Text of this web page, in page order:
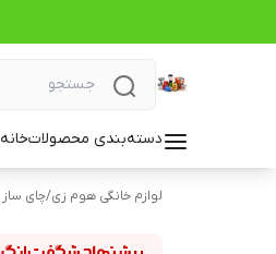
دسته‌بندی محصولاتخانه
لوازم خانگی هوم زی/چای ساز